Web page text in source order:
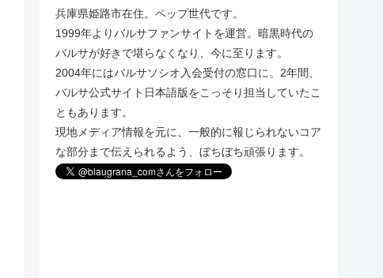
兵庫県姫路市在住。ペップ世代です。
1999年よりバルサファンサイトを運営。暗黒時代の
バルサが好きで堪らなくなり、今に至ります。
2004年にはバルサソシオ入会受付の窓口に。2年間、
バルサ公式サイト日本語版をこっそり担当していたこ
ともあります。
現地メディア情報を元に、一般的に報じられないコア
な部分まで伝えられるよう、ぼちぼち頑張ります。